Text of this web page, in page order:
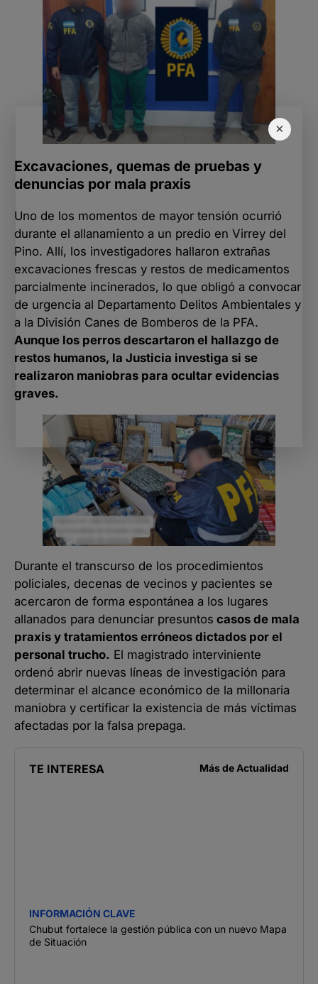
×
Excavaciones, quemas de pruebas y
denuncias por mala praxis
Uno de los momentos de mayor tensión ocurrió
durante el allanamiento a un predio en Virrey del
Pino. Allí, los investigadores hallaron extrañas
excavaciones frescas y restos de medicamentos
parcialmente incinerados, lo que obligó a convocar
de urgencia al Departamento Delitos Ambientales y
a la División Canes de Bomberos de la PFA.
Aunque los perros descartaron el hallazgo de
restos humanos, la Justicia investiga si se
realizaron maniobras para ocultar evidencias
graves.
Durante el transcurso de los procedimientos
policiales, decenas de vecinos y pacientes se
acercaron de forma espontánea a los lugares
allanados para denunciar presuntos casos de mala
praxis y tratamientos erróneos dictados por el
personal trucho. El magistrado interviniente
ordenó abrir nuevas líneas de investigación para
determinar el alcance económico de la millonaria
maniobra y certificar la existencia de más víctimas
afectadas por la falsa prepaga.
TE INTERESA Más de Actualidad
INFORMACIÓN CLAVE
Chubut fortalece la gestión pública con un nuevo Mapa
de Situación